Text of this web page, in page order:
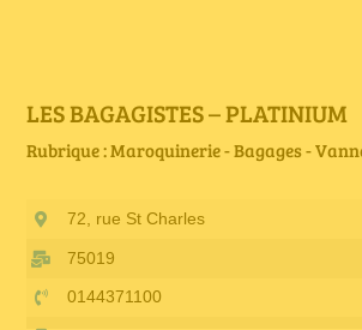
E-book
Petites annonces
LES BAGAGISTES – PLATINIUM
Rubrique : Maroquinerie - Bagages -
72, rue St Charles
75019
0144371100